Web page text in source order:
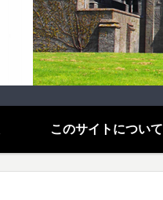
このサイトについて